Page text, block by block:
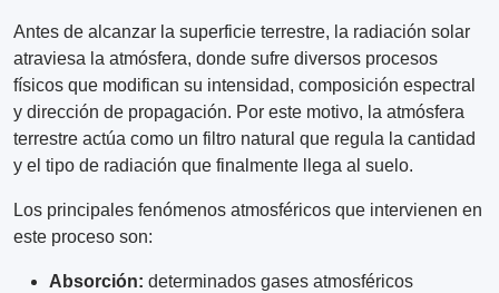
Antes de alcanzar la superficie terrestre, la radiación solar
atraviesa la atmósfera, donde sufre diversos procesos
físicos que modifican su intensidad, composición espectral
y dirección de propagación. Por este motivo, la atmósfera
terrestre actúa como un filtro natural que regula la cantidad
y el tipo de radiación que finalmente llega al suelo.
Los principales fenómenos atmosféricos que intervienen en
este proceso son:
Absorción: determinados gases atmosféricos